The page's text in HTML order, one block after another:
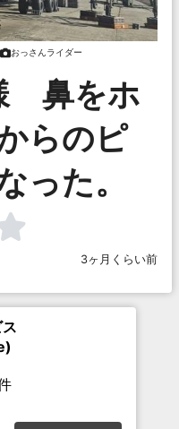
おっさんライダー
鼻をホ
らのピ
った。
3ヶ月くらい前